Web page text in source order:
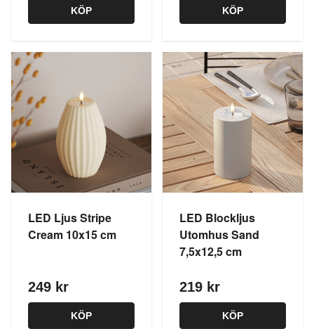
KÖP KÖP
LED Ljus Stripe
Cream 10x15 cm
249 kr
KÖP
LED Blockljus
Utomhus Sand
7,5x12,5 cm
219 kr
KÖP